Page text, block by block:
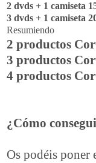
2 dvds + 1 camiseta
3 dvds + 1 camiseta
Resumiendo
2 productos
3 productos
4 productos
¿Cómo
Os podéis poner